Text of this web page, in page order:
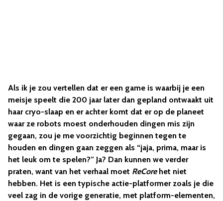
Als ik je zou vertellen dat er een game is waarbij je een
meisje speelt die 200 jaar later dan gepland ontwaakt uit
haar cryo-slaap en er achter komt dat er op de planeet
waar ze robots moest onderhouden dingen mis zijn
gegaan, zou je me voorzichtig beginnen tegen te
houden en dingen gaan zeggen als “jaja, prima, maar is
het leuk om te spelen?” Ja? Dan kunnen we verder
praten, want van het verhaal moet ReCorehet niet
hebben. Het is een typische actie-platformer zoals je die
veel zag in de vorige generatie, met platform-elementen,